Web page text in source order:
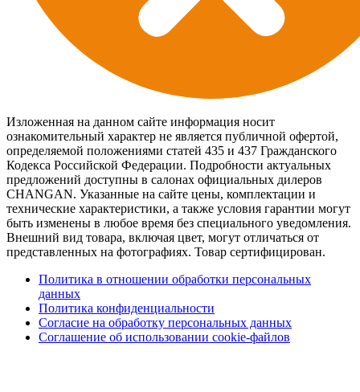
Изложенная на данном сайте информация носит
ознакомительный характер не является публичной офертой,
определяемой положениями статей 435 и 437 Гражданского
Кодекса Российской Федерации. Подробности актуальных
предложений доступны в салонах официальных дилеров
CHANGAN. Указанные на сайте цены, комплектации и
технические характеристики, а также условия гарантии могут
быть изменены в любое время без специального уведомления.
Внешний вид товара, включая цвет, могут отличаться от
представленных на фотографиях. Товар сертифицирован.
Политика в отношении обработки персональных
данных
Политика конфиденциальности
Согласие на обработку персональных данных
Соглашение об использовании cookie-файлов